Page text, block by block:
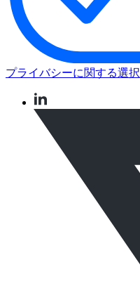
プライバシーに関する選択